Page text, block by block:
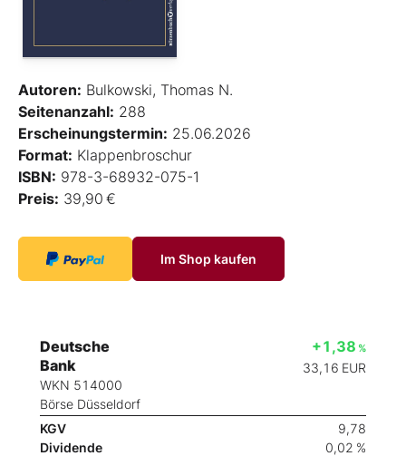
Autoren: Bulkowski, Thomas N.
Seitenanzahl: 288
Erscheinungstermin: 25.06.2026
Format: Klappenbroschur
ISBN: 978-3-68932-075-1
Preis: 39,90 €
Im Shop kaufen
Deutsche
Bank
WKN 514000
Börse Düsseldorf
+1,38 %
33,16 EUR
KGV
9,78
Dividende
0,02 %